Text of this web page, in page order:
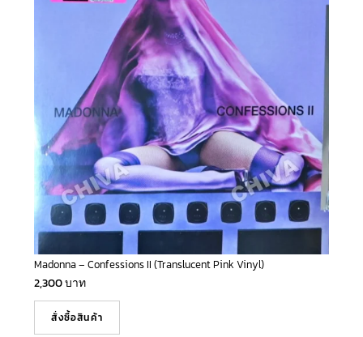
Madonna – Confessions II (Translucent Pink Vinyl)
2,300บาท
สั่งซื้อสินค้า